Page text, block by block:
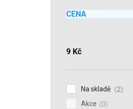
CENA
9 Kč
Na skladě
2
Akce
0